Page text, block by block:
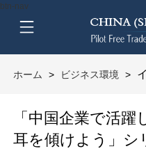
btn-nav
ホーム > ビジネス環境 >
「中国企業で活
耳を傾けよう」シ